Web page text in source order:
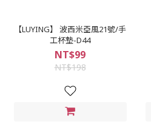
【LUYING】 波西米亞風21號/手
工杯墊-D44
NT$99
NT$198